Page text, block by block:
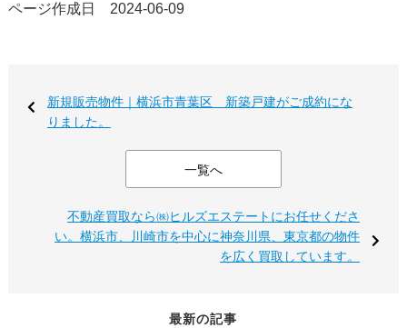
ページ作成日 2024-06-09
新規販売物件｜横浜市青葉区 新築戸建がご成約にな
りました。
一覧へ
不動産買取なら㈱ヒルズエステートにお任せくださ
い。横浜市、川崎市を中心に神奈川県、東京都の物件
を広く買取しています。
最新の記事